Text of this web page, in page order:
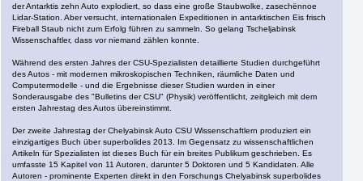
der Antarktis zehn Auto explodiert, so dass eine große Staubwolke, zasechёnnoe
Lidar-Station. Aber versucht, internationalen Expeditionen in antarktischen Eis frisch
Fireball Staub nicht zum Erfolg führen zu sammeln. So gelang Tscheljabinsk
Wissenschaftler, dass vor niemand zählen konnte.
Während des ersten Jahres der CSU-Spezialisten detaillierte Studien durchgeführt
des Autos - mit modernen mikroskopischen Techniken, räumliche Daten und
Computermodelle - und die Ergebnisse dieser Studien wurden in einer
Sonderausgabe des "Bulletins der CSU" (Physik) veröffentlicht, zeitgleich mit dem
ersten Jahrestag des Autos übereinstimmt.
Der zweite Jahrestag der Chelyabinsk Auto CSU Wissenschaftlern produziert ein
einzigartiges Buch über superbolides 2013. Im Gegensatz zu wissenschaftlichen
Artikeln für Spezialisten ist dieses Buch für ein breites Publikum geschrieben. Es
umfasste 15 Kapitel von 11 Autoren, darunter 5 Doktoren und 5 Kandidaten. Alle
Autoren - prominente Experten direkt in den Forschungs Chelyabinsk superbolides